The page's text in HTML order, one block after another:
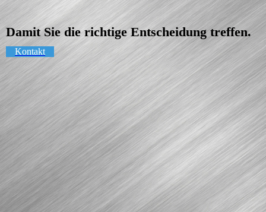
Damit Sie die richtige Entscheidung treffen.
Kontakt